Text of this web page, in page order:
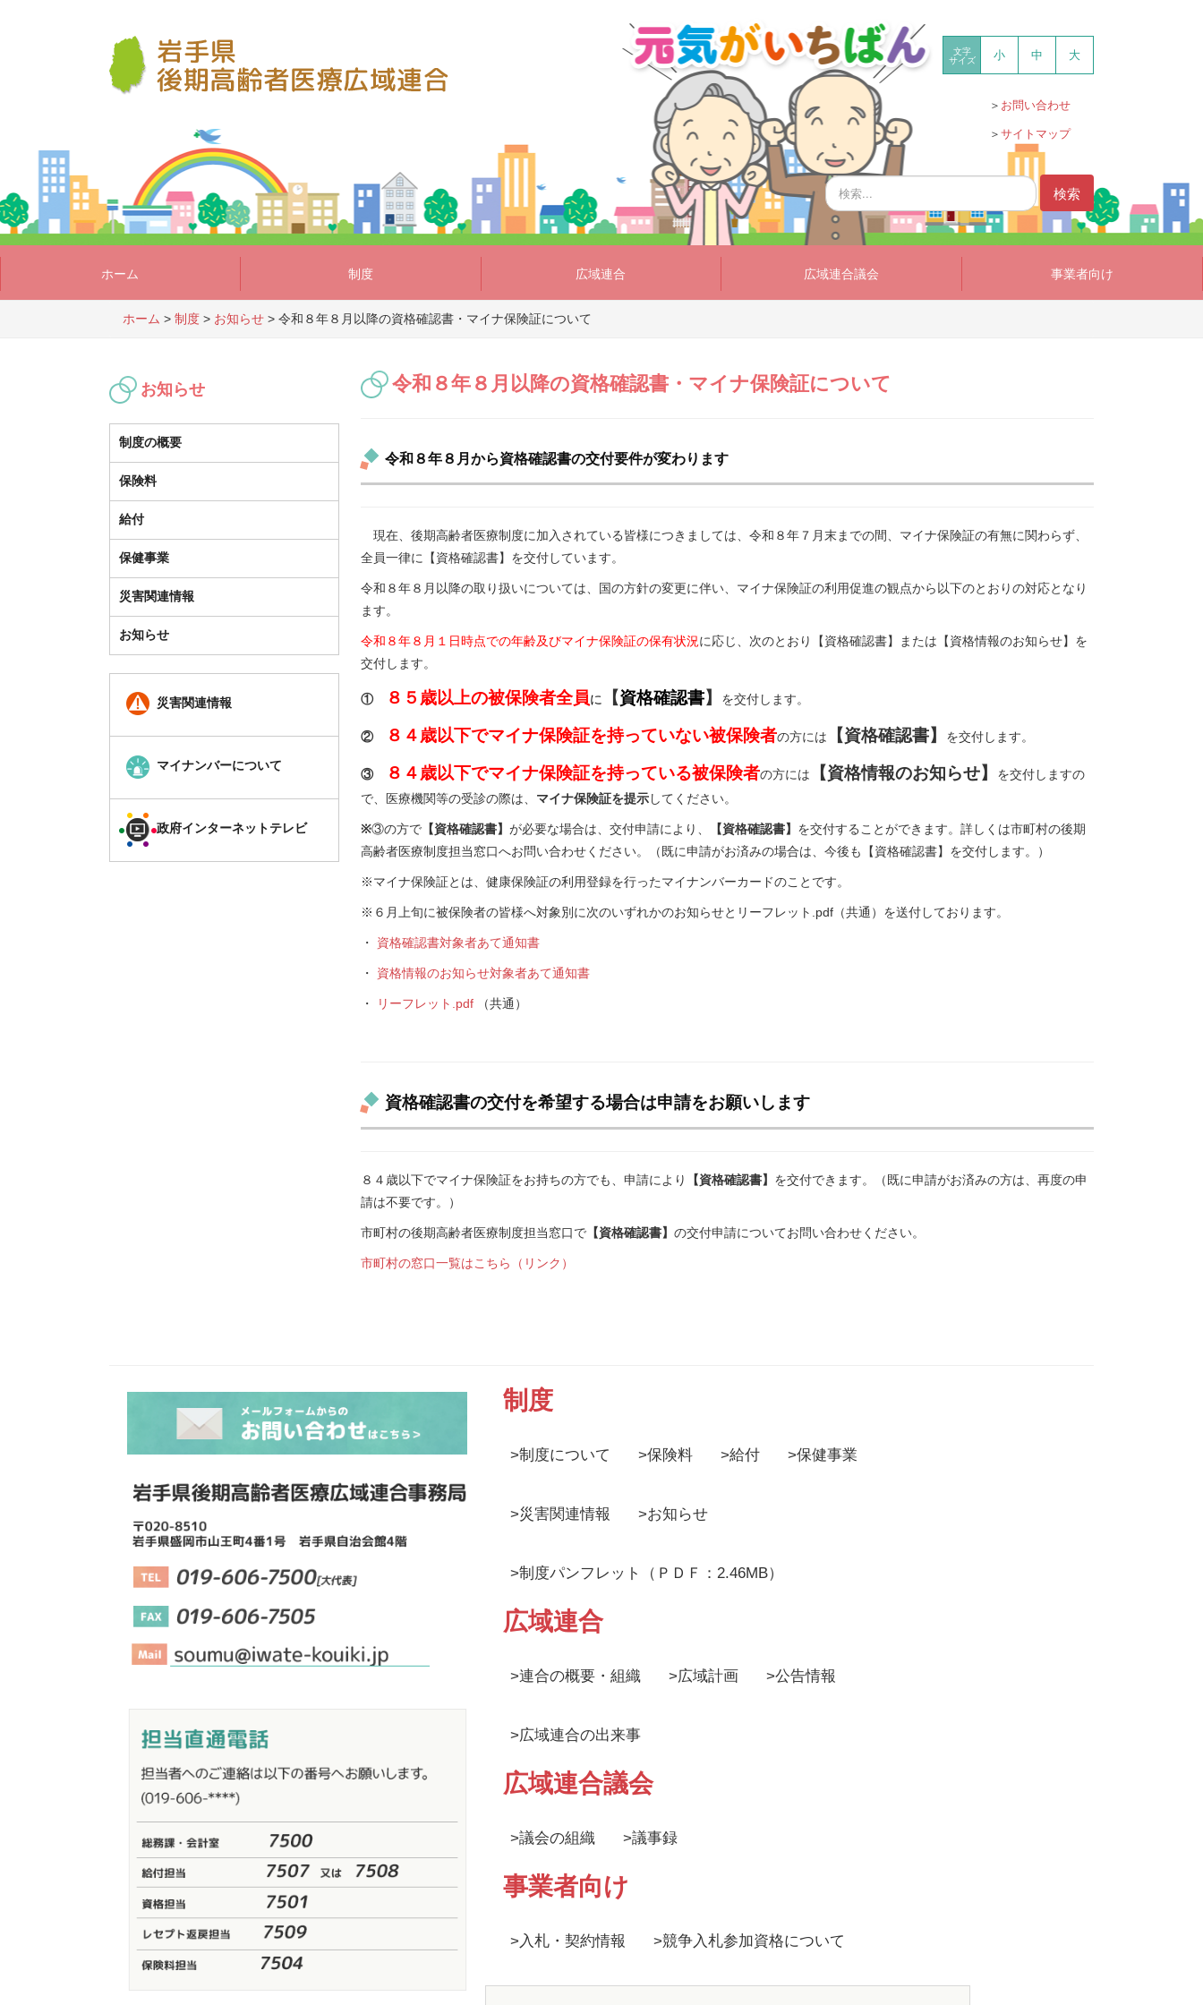
文字
サイズ
小 中 大
＞ お問い合わせ
＞ サイトマップ
検
索...
検索
ホーム 制度 広域連合 広域連合議会 事業者向け
ホーム > 制度 > お知らせ > 令和８年８月以降の資格確認書・マイナ保険証について
お知らせ
制度の概要
保険料
給付
保健事業
災害関連情報
お知らせ
災害関連情報
マイナンバーについて
政府インターネットテレビ
令和８年８月以降の資格確認書・マイナ保険証について
令和８年８月から資格確認書の交付要件が変わります
現在、後期高齢者医療制度に加入されている皆様につきましては、令和８年７月末までの間、マイナ保険証の有無に関わらず、
全員一律に【資格確認書】を交付しています。
令和８年８月以降の取り扱いについては、国の方針の変更に伴い、マイナ保険証の利用促進の観点から以下のとおりの対応となり
ます。
令和８年８月１日時点での年齢及びマイナ保険証の保有状況に応じ、次のとおり
【資格確認書】または【資格情報のお知らせ】を
交付します。
① ８５ 歳以上の被保険者全員に 【資格確認書】 を交付します。
② ８４歳以下でマイナ保険証を持っていない被保険者の方には 【資格確認書】 を交付します。
③ ８４歳以下でマイナ保険証を持っている被保険者の方には 【資格情報のお知らせ】
を交付しますの
で、医療機関等の受診の際は、 マイナ保険証を提示してください。
※③の方で【資格確認書】 が必要な場合は、交付申請により、 【資格確認書】 を交付することができます。詳しくは市町村の後期
高齢者医療制度担当窓口へお問い合わせください。（既に申請がお済みの場合は、今後も【資格確認書】を交付します。）
※マイナ保険証とは、健康保険証の利用登録を行ったマイナンバーカードのことです。
※６月上旬に被保険者の皆様へ対象別に次のいずれかのお知らせとリーフレット.pdf（共通）を送付しております。
・ 資格確認書対象者あて通知書
・ 資格情報のお知らせ対象者あて通知書
・ リーフレット.pdf（共通）
資格確認書の交付を希望する場合は申請をお願いします
８４歳以下でマイナ保険証をお持ちの方でも、申請により 【資格確認書】 を交付できます。（既に申請がお済みの方は、再度の申
請は不要です。）
市町村の後期高齢者医療制度担当窓口で【資格確認書】 の交付申請についてお問い合わせください。
市町村の窓口一覧はこちら（リンク）
制度
>制度について >保険料 >給付 >保健事業
>災害関連情報 >お知らせ
>制度パンフレット （ＰＤＦ：2.46MB）
広域連合
>連合の概要・組織 >広域計画 >公告情報
>広域連合の出来事
広域連合議会
>議会の組織 >議事録
事業者向け
>入札・契約情報 >競争入札参加資格について